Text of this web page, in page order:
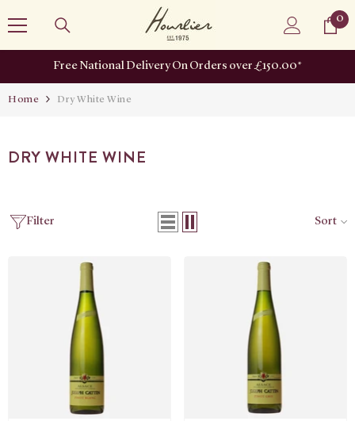
00
Free National Delivery On Orders over £150.00*
Home Dry White Wine
DRY WHITE WINE
Filter Sort